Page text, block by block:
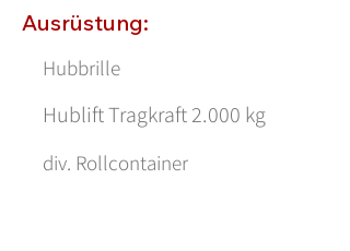
Ausrüstung:
Hubbrille
Hublift Tragkraft 2.000 kg
div. Rollcontainer